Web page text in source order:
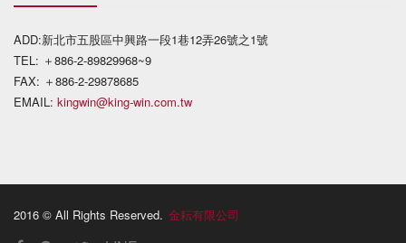
ADD:新北市五股區中興路一段1巷12弄26號之1號
TEL: ＋886-2-89829968~9
FAX: ＋886-2-29878685
EMAIL: kingwin@king-win.com.tw
2016 © All Rights Reserved. 金耘有限公司